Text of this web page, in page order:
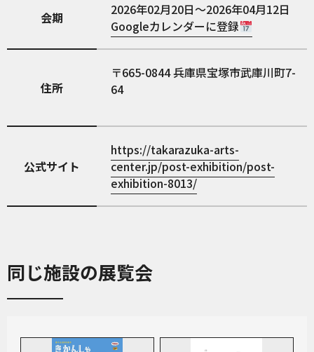
会期
2026年02月20日～2026年04月12日
Googleカレンダーに登録
住所
665-0844兵庫県宝塚市武庫川町7-
64
公式サイト
https://takarazuka-arts-
center.jp/post-exhibition/post-
exhibition-8013/
同じ施設の展覧会